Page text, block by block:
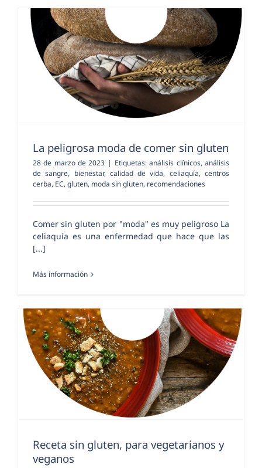
La peligrosa moda de comer sin gluten
28 de marzo de 2023 | Etiquetas:análisis clínicos,análisis
de sangre, bienestar, calidad de vida, celiaquía,centros
cerba, EC, gluten, moda sin gluten, recomendaciones
Comer sin gluten por "moda" es muy peligroso La
celiaquía es una enfermedad que hace que las
[...]
Más información
Receta sin gluten, para vegetarianos y
veganos